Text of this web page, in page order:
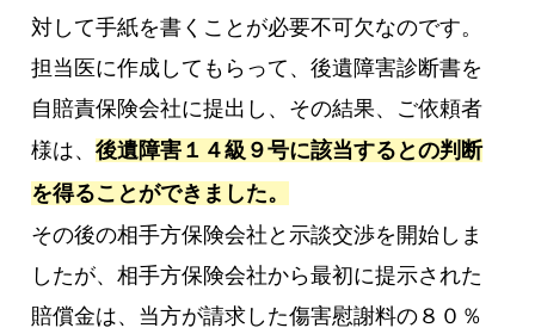
対して手紙を書くことが必要不可欠なのです。
担当医に作成してもらって、後遺障害診断書を
自賠責保険会社に提出し、その結果、ご依頼者
様は、後遺障害１４級９号に該当するとの判断
を得ることができました。
その後の相手方保険会社と示談交渉を開始しま
したが、相手方保険会社から最初に提示された
賠償金は、当方が請求した傷害慰謝料の８０％